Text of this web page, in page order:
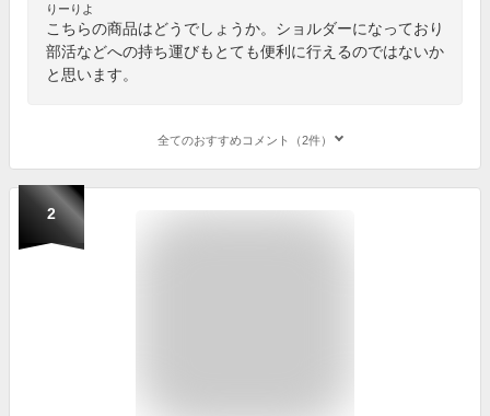
りーりよ
こちらの商品はどうでしょうか。ショルダーになっており
部活などへの持ち運びもとても便利に行えるのではないか
と思います。
全てのおすすめコメント（2件）
2